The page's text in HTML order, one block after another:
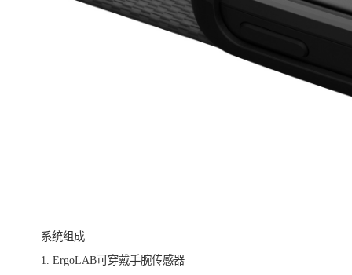
系统组成
1. ErgoLAB可穿戴手腕传感器